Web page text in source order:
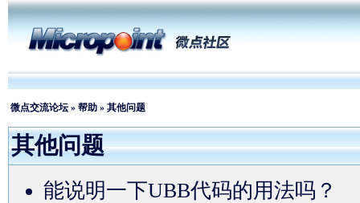
微点交流论坛 » 帮助 » 其他问题
其他问题
能说明一下UBB代码的用法吗？